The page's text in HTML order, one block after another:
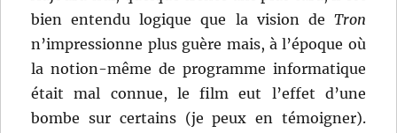
bien entendu logique que la vision de Tron
n’impressionne plus guère mais, à l’époque où
la notion-même de programme informatique
était mal connue, le film eut l’effet d’une
bombe sur certains (je peux en témoigner).